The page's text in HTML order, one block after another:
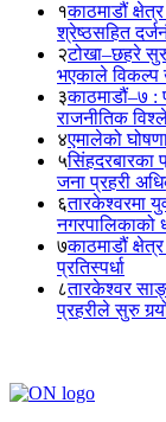
१काठमाडौं
श्रेष्ठसहित
२टोखा–छहरे
भएकाले विकल्प
३काठमाडौं–७ :
राजनीतिक
४एमालेको
५सिंहदरबारका
जना प्रहरी
६तारकेश्वरमा
नगरपालिकाको
७काठमाडौं
प्रतिस्पर्धा
८तारकेश्वर
प्रहरीले सुरु